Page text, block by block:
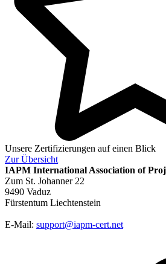
Unsere Zertifizierungen auf einen Blick
ZurÜbersicht
IAPM International Association of
Zum St. Johanner 22
9490 Vaduz
Fürstentum Liechtenstein
E-Mail: support@iapm-cert.net